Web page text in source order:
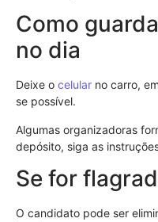
Como
no dia
Deixe o celular no carro,
se possível.
Algumas organizadoras
depósito, siga as
Se for
O candidato pode ser